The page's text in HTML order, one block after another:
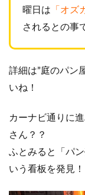
曜日は 「オズ
されるとの事
詳細は”庭のパン
いね！
カーナビ通りに
さん？？
ふとみると「パ
いう看板を発見！